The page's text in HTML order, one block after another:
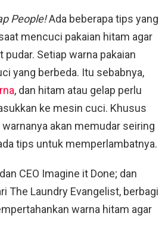
People!Ada beberapa tips yang
mencuci pakaian hitam agar
Setiap warna pakaian
yang berbeda. Itu sebabnya,
, dan hitam atau gelap perlu
ke mesin cuci. Khusus
akan memudar seiring
tips untuk memperlambatnya.
CEO Imagine it Done; dan
The Laundry Evangelist, berbagi
warna hitam agar